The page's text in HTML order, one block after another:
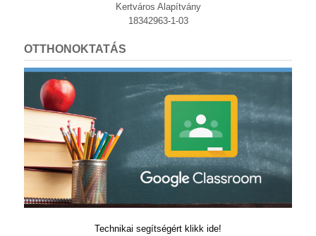
Kertváros Alapítvány
18342963-1-03
OTTHONOKTATÁS
Technikai segítségért klikk ide!